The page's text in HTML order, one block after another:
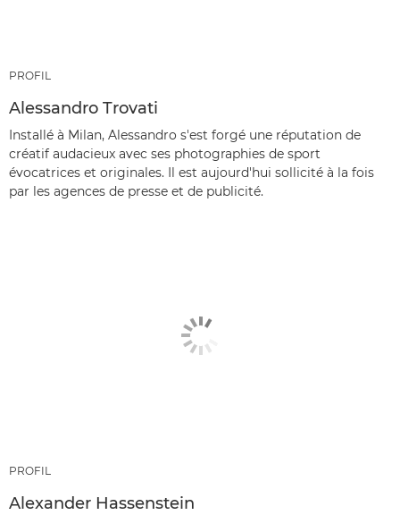
PROFIL
Alessandro Trovati
Installé à Milan, Alessandro s'est forgé une réputation de
créatif audacieux avec ses photographies de sport
évocatrices et originales. Il est aujourd'hui sollicité à la fois
par les agences de presse et de publicité.
PROFIL
Alexander Hassenstein